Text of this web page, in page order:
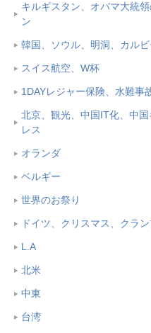
キルギスタン、オバマ大統
ン
韓国、ソウル、明洞、カルビ
スイス航空、W杯
1DAYレジャー保険、水難事
北京、観光、中国IT化、中国
レス
オランダ
ベルギー
世界のお祭り
ドイツ、クリスマス、クラン
L.A
北米
中東
台湾